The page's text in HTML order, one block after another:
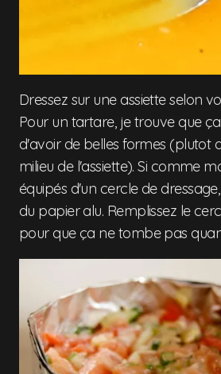
Dressez sur une assiette selon
Pour un tartare, je trouve que
d'avoir de belles formes (plutot
milieu de l'assiette). Si comme
équipés d'un cercle de
du papier alu. Remplissez le
pour que ça ne tombe pas